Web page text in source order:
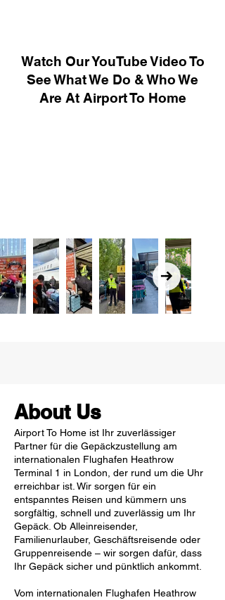
Watch Our YouTube Video To
See What We Do & Who We
Are At Airport To Home
About Us
Airport To Home ist Ihr zuverlässiger
Partner für die Gepäckzustellung am
internationalen Flughafen Heathrow
Terminal 1 in London, der rund um die Uhr
erreichbar ist. Wir sorgen für ein
entspanntes Reisen und kümmern uns
sorgfältig, schnell und zuverlässig um Ihr
Gepäck. Ob Alleinreisender,
Familienurlauber, Geschäftsreisende oder
Gruppenreisende – wir sorgen dafür, dass
Ihr Gepäck sicher und pünktlich ankommt.
Vom internationalen Flughafen Heathrow